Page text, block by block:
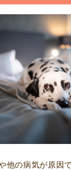
他の病気が原因